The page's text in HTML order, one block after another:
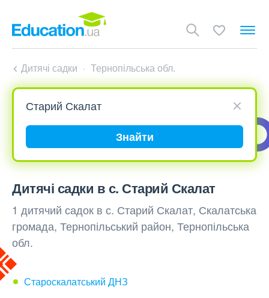
Дитячі садки Тернопільська обл.
Знайти
Дитячі садки в с. Старий Скалат
1 дитячий садок в с. Старий Скалат, Скалатська
громада, Тернопільський район, Тернопільська
обл.
Староскалатський ДНЗ